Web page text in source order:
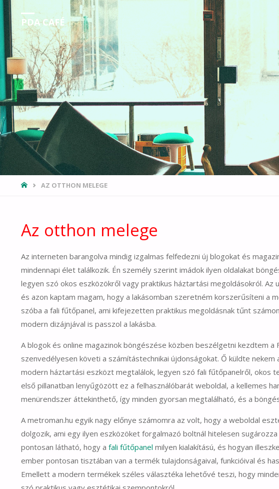
PDA CAFÉ
HOMEAZ OTTHON MELEGE
Az otthon melege
Az interneten barangolva mindig izgalmas felfedezni új blogokat és
mindennapi élet találkozik. Én személy szerint imádok ilyen oldalakat
legyen szó okos eszközökről vagy praktikus háztartási megoldásokról.
és azon kaptam magam, hogy a lakásomban szeretném korszerűsíteni a
szóba a fali fűtőpanel, ami kifejezetten praktikus megoldásnak tűnt
modern dizájnjával is passzol a lakásba.
A blogok és online magazinok böngészése közben beszélgetni kezdtem a
szenvedélyesen követi a számítástechnikai újdonságokat. Ő küldte
modern háztartási eszközt megtalálok, legyen szó fali fűtőpanelről, okos
első pillanatban lenyűgözött ez a felhasználóbarát weboldal, a kellemes
menürendszer áttekinthető, így minden gyorsan megtalálható, és a
A metroman.hu egyik nagy előnye számomra az volt, hogy a weboldal
dolgozik, ami egy ilyen eszközöket forgalmazó boltnál hitelesen
pontosan látható, hogy a fali fűtőpanel milyen kialakítású, és hogyan
ember pontosan tisztában van a termék tulajdonságaival, funkcióival és
Emellett a modern termékek széles választéka lehetővé teszi, hogy